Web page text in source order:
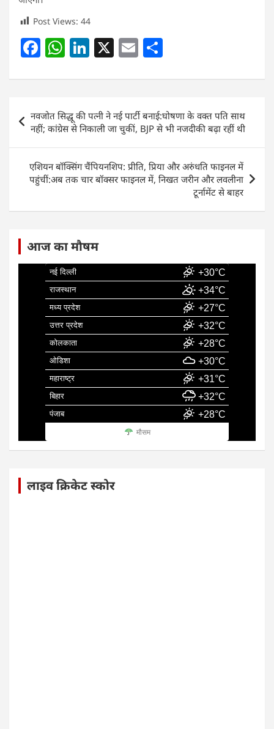
Post Views: 44
F
c
e
b
o
o
k
W
at
s
A
p
p
Li
k
e
dI
n
X E
ai
l
ar
e
navigation
नवजोत सिद्धू की पत्नी ने नई पार्टी बनाई:घोषणा के वक्त पति साथ
नहीं; कांग्रेस से निकाली जा चुकीं, BJP से भी नजदीकी बढ़ा रहीं थी
एशियन बॉक्सिंग चैंपियनशिप: प्रीति, प्रिया और अरुंधति फाइनल में
पहुंचीं:अब तक चार बॉक्सर फाइनल में, निखत जरीन और लवलीना
टूर्नामेंट से बाहर
आज का मौषम
नई दिल्ली +30°C
राजस्थान +34°C
मध्य प्रदेश +27°C
उत्तर प्रदेश +32°C
कोलकाता +28°C
ओडिशा +30°C
महाराष्ट्र +31°C
बिहार +32°C
पंजाब +28°C
मौसम
लाइव क्रिकेट स्कोर